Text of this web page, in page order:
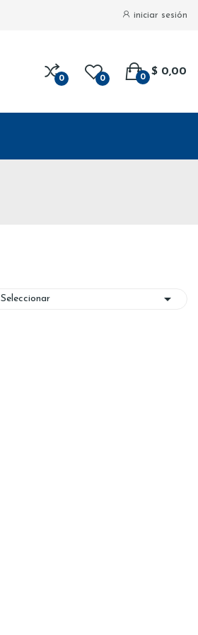
iniciar sesión
0 0
$ 0,00
0
Seleccionar 